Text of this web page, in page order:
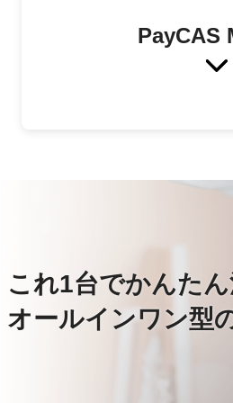
PayCAS
これ1台でかんた
オールインワン型